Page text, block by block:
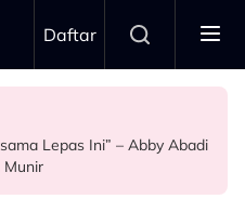
Daftar
Rizal Terkejut Dikenali
Lepas Ini” – Abby Abadi
Munir
Perfileman Asia Tahun
Enggan Tinggalkan